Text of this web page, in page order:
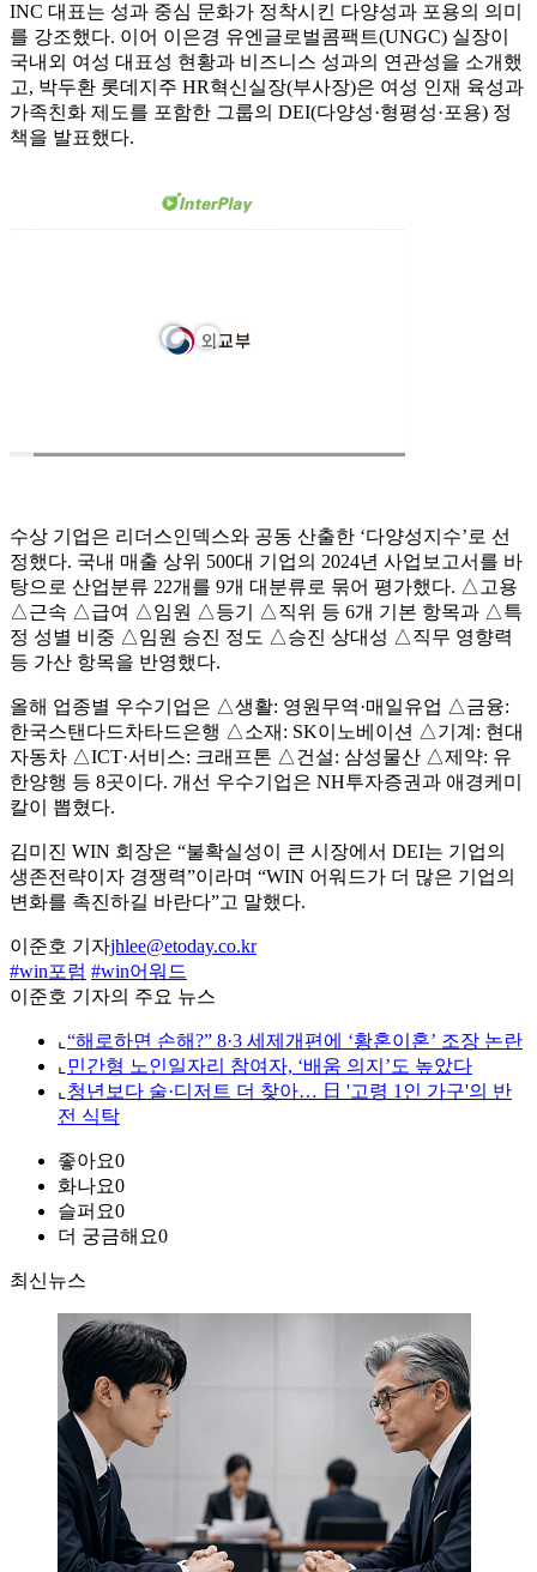
INC 대표는 성과 중심 문화가 정착시킨 다양성과 포용의 의미
를 강조했다. 이어 이은경 유엔글로벌콤팩트(UNGC) 실장이
국내외 여성 대표성 현황과 비즈니스 성과의 연관성을 소개했
고, 박두환 롯데지주 HR혁신실장(부사장)은 여성 인재 육성과
가족친화 제도를 포함한 그룹의 DEI(다양성·형평성·포용) 정
책을 발표했다.
수상 기업은 리더스인덱스와 공동 산출한 ‘다양성지수’로 선
정했다. 국내 매출 상위 500대 기업의 2024년 사업보고서를 바
탕으로 산업분류 22개를 9개 대분류로 묶어 평가했다. △고용
△근속 △급여 △임원 △등기 △직위 등 6개 기본 항목과 △특
정 성별 비중 △임원 승진 정도 △승진 상대성 △직무 영향력
등 가산 항목을 반영했다.
올해 업종별 우수기업은 △생활: 영원무역·매일유업 △금융:
한국스탠다드차타드은행 △소재: SK이노베이션 △기계: 현대
자동차 △ICT·서비스: 크래프톤 △건설: 삼성물산 △제약: 유
한양행 등 8곳이다. 개선 우수기업은 NH투자증권과 애경케미
칼이 뽑혔다.
김미진 WIN 회장은 “불확실성이 큰 시장에서 DEI는 기업의
생존전략이자 경쟁력”이라며 “WIN 어워드가 더 많은 기업의
변화를 촉진하길 바란다”고 말했다.
이준호 기자jhlee@etoday.co.kr
#win포럼 #win어워드
이준호 기자의 주요 뉴스
⌞ “해로하면 손해?” 8·3 세제개편에 ‘황혼이혼’ 조장 논란
⌞ 민간형 노인일자리 참여자, ‘배움 의지’도 높았다
⌞ 청년보다 술·디저트 더 찾아… 日 '고령 1인 가구'의 반
전 식탁
좋아요0
화나요0
슬퍼요0
더 궁금해요0
최신뉴스